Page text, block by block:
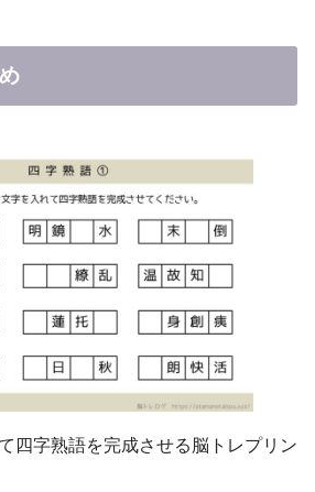
四字熟語を完成させる脳トレプリン